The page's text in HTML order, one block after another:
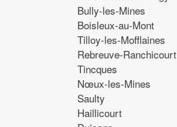
Bully-les-Mines
Boisleux-au-Mont
Tilloy-les-Mofflaines
Rebreuve-Ranchicourt
Tincques
Nœux-les-Mines
Saulty
Haillicourt